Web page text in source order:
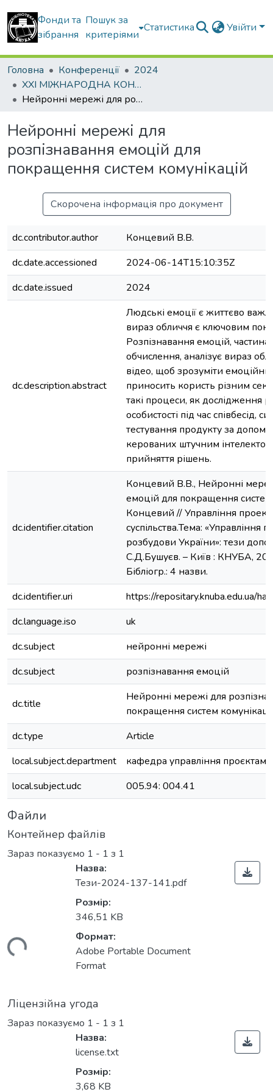
Фонди та
зібрання
Пошук за
критеріями
Статистика Увійти
Головна Конференції
2024
ХХI МІЖНАРОДНА КОНФЕРЕНЦІЯ «Управління проектами у розвитку суспільства» Тема: «Управління проєктами післявоєнної розбудови України»
Нейронні мережі для розпізнавання емоцій для покращення систем комунікацій
Нейронні мережі для
розпізнавання емоцій для
покращення систем комунікацій
Скорочена інформація про документ
dc.contributor.author
Концевий В.В.
dc.date.accessioned
2024-06-14T15:10:35Z
dc.date.issued
2024
dc.description.abstract
Людські емоції є життєво
вираз обличчя є ключовим
Розпізнавання емоцій,
обчислення, аналізує вираз
відео, щоб зрозуміти
приносить користь різним
такі процеси, як дослідження
особистості під час співбесід,
тестування продукту за
керованих штучним
прийняття рішень.
dc.identifier.citation
Концевий В.В., Нейронні
емоцій для покращення
Концевий // Управління
суспільства.Тема: «Управління
розбудови України»: тези
С.Д.Бушуєв. – Київ : КНУБА,
Бібліогр.: 4 назви.
dc.identifier.uri
https://repositary.knuba.edu.ua/
dc.language.iso
uk
dc.subject
нейронні мережі
dc.subject
розпізнавання емоцій
dc.title
Нейронні мережі для
покращення систем
dc.type
Article
local.subject.department
кафедра управління проєктами
local.subject.udc
005.94: 004.41
Файли
Контейнер файлів
Зараз показуємо 1 - 1 з 1
Назва:
Тези-2024-137-141.pdf
Розмір:
346,51 KB
Формат:
Adobe Portable Document
Format
Ліцензійна угода
Зараз показуємо 1 - 1 з 1
Назва:
license.txt
Розмір:
3,68 KB